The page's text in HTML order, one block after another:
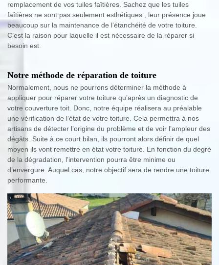
remplacement de vos tuiles faîtières. Sachez que les tuiles
faîtières ne sont pas seulement esthétiques ; leur présence joue
beaucoup sur la maintenance de l’étanchéité de votre toiture.
C’est la raison pour laquelle il est nécessaire de la réparer si
besoin est.
Notre méthode de réparation de toiture
Normalement, nous ne pourrons déterminer la méthode à
appliquer pour réparer votre toiture qu’après un diagnostic de
votre couverture toit. Donc, notre équipe réalisera au préalable
une vérification de l’état de votre toiture. Cela permettra à nos
artisans de détecter l’origine du problème et de voir l’ampleur des
dégâts. Suite à ce court bilan, ils pourront alors définir de quel
moyen ils vont remettre en état votre toiture. En fonction du degré
de la dégradation, l’intervention pourra être minime ou
d’envergure. Auquel cas, notre objectif sera de rendre une toiture
performante.